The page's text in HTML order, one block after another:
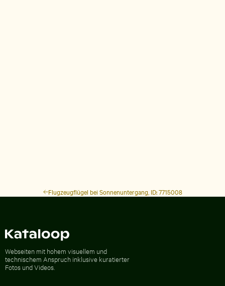
Flugzeugflügel bei Sonnenuntergang, ID: 7715008
Webseiten mit hohem visuellem und
technischem Anspruch inklusive kuratierter
Fotos und Videos.